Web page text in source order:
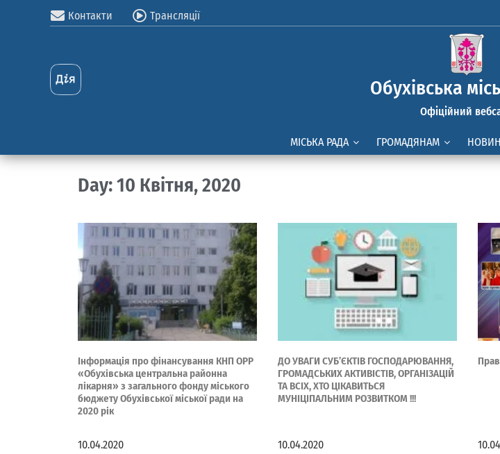
Контакти Трансляції
Обухівська
Офіційний
МІСЬКА РАДА ГРОМАДЯНАМ
Day: 10 Квітня, 2020
Інформація про фінансування КНП ОРР
«Обухівська центральна районна
лікарня» з загального фонду міського
бюджету Обухівської міської ради на
2020 рік
10.04.2020
ДО УВАГИ СУБ’ЄКТІВ ГОСПОДАРЮВАННЯ,
ГРОМАДСЬКИХ АКТИВІСТІВ, ОРГАНІЗАЦІЙ
ТА ВСІХ, ХТО ЦІКАВИТЬСЯ
МУНІЦІПАЛЬНИМ РОЗВИТКОМ !!!
10.04.2020